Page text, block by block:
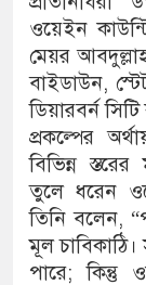
ওয়েইন
মেয়র
বাইডাউন,
ডিয়ারবর্ন
প্রকল্পের
বিভিন্ন
তুলে ধরেন
তিনি বলেন,
মূল
পারে; কিন্তু